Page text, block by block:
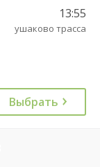
13:55
ушаково трасса
Выбрать